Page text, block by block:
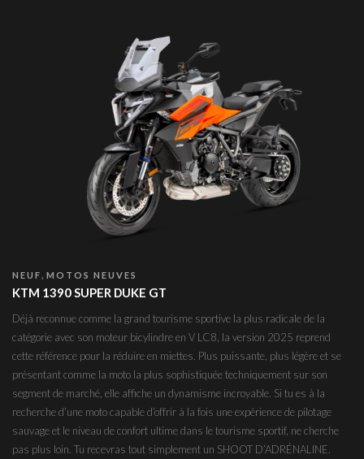
NEUF, MOTOS NEUVES
KTM 1390 SUPER DUKE GT
Déjà reconnue comme la grand tourisme sportive la plus radicale de la
catégorie avec son moteur bicylindre en V LC8, la version 2025 reprend
cette référence pour la réduire en miettes. Plus puissante, plus légère et se
présentant comme la moto la plus sophistiquée techniquement sur son
segment de marché, elle affiche un dynamisme incroyable. Si tu es à la
recherche d’une moto capable d’offrir à la fois une expérience de pilotage
sauvage et le niveau de confort ultime dans le tourisme sportif, ne cherche
pas plus loin. Tu recevras tout simplement un SHOOT D’ADRÉNALINE.